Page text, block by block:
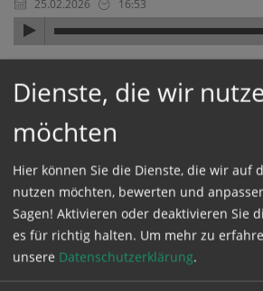
25.02.2026 16:53
Podiumsgespräch über
zu den Aufgaben der Kirche
"Was brauchen Menschen,
mehr zu investieren?"
25.02.2026 16:51
Dienste, die wir
möchten
Hier können Sie die Dienste, die wir auf
nutzen möchten, bewerten und
Sagen! Aktivieren oder deaktivieren Sie
es für richtig halten. Um mehr zu
unsere Datenschutzerklärung.